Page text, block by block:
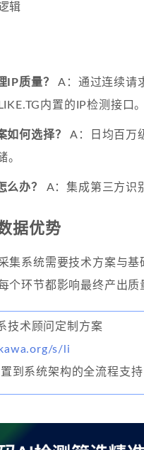
辑
IP质量？
A：通过连续请
内置的IP检测接口。
如何选择？
A：日均百万
。
么办？ A：集成第三方识
据优势
集系统需要技术方案与
个环节都影响最终产出质
技术顾问定制方案
s/li
到系统架构的全流程支持